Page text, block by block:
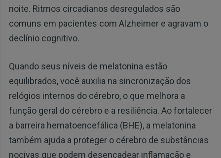
noite. Ritmos circadianos desregulados são
comuns em pacientes com Alzheimer e agravam o
declínio cognitivo.
Quando seus níveis de melatonina estão
equilibrados, você auxilia na sincronização dos
relógios internos do cérebro, o que melhora a
função geral do cérebro e a resiliência. Ao fortalecer
a barreira hematoencefálica (BHE), a melatonina
também ajuda a proteger o cérebro de substâncias
nocivas que podem desencadear inflamação e